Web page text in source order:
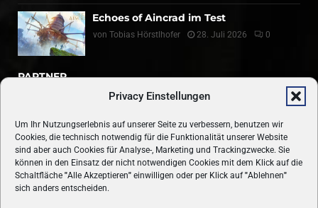
Privacy Einstellungen
Um Ihr Nutzungserlebnis auf unserer Seite zu verbessern, benutzen wir
Cookies, die technisch notwendig für die Funktionalität unserer Website
sind aber auch Cookies für Analyse-, Marketing und Trackingzwecke. Sie
können in den Einsatz der nicht notwendigen Cookies mit dem Klick auf die
Schaltfläche "Alle Akzeptieren" einwilligen oder per Klick auf"Ablehnen"
sich anders entscheiden.
Echoes of Aincrad im Test
von Tobias Hörstlhofer 28. Juli 2026 0
PARTNER
Simplekey.de
Casino Freispiele ohne Einzahlung